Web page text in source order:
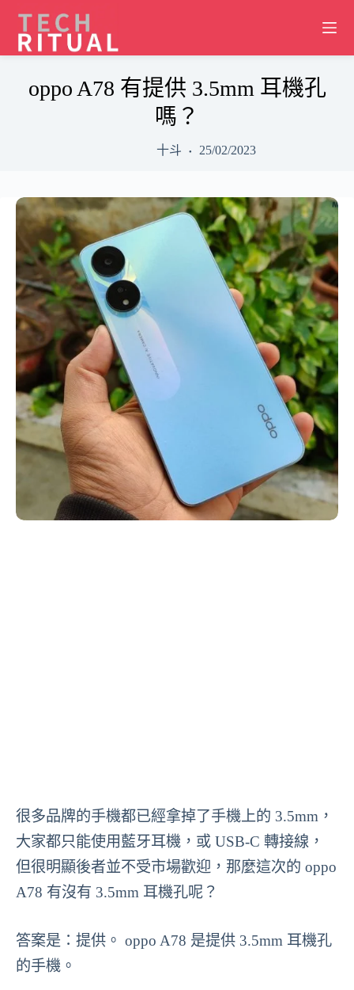
content
oppo A78 有提供 3.5mm 耳機孔
嗎？
十斗 25/02/2023
很多品牌的手機都已經拿掉了手機上的 3.5mm，
大家都只能使用藍牙耳機，或 USB-C 轉接線，
但很明顯後者並不受市場歡迎，那麼這次的 oppo
A78 有沒有 3.5mm 耳機孔呢？
答案是：提供。 oppo A78 是提供 3.5mm 耳機孔
的手機。